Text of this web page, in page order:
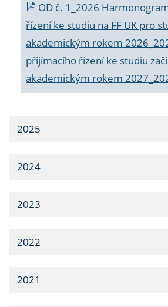
OD č. 1_2026
řízení ke studiu na FF UK pro
akademickým rokem
přijímacího řízení ke studiu
akademickým rokem
2025
2024
2023
2022
2021